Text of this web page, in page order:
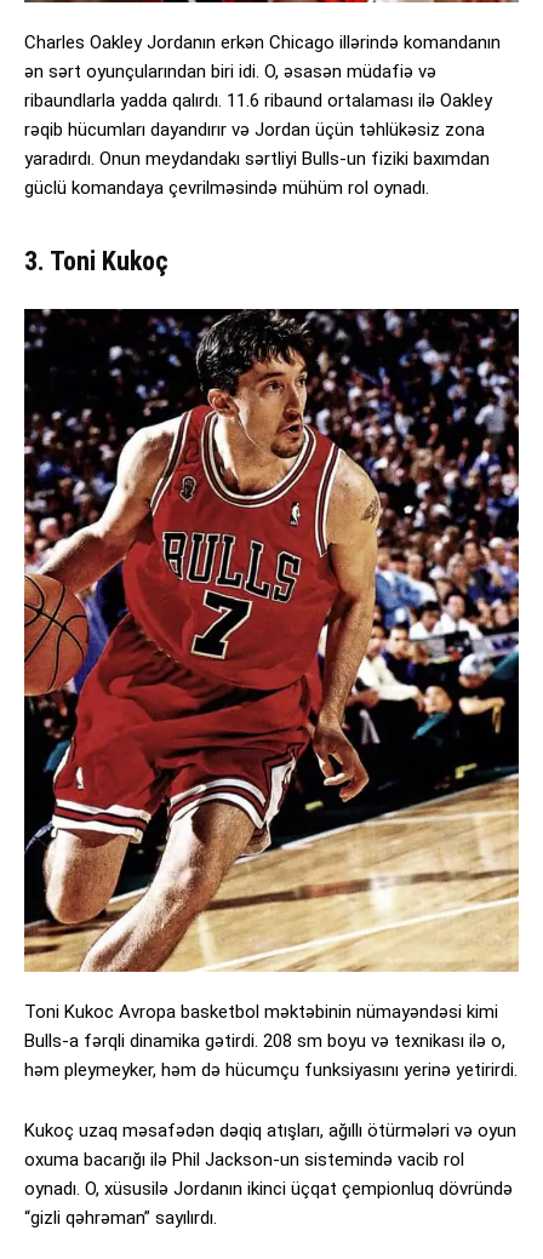
Charles Oakley Jordanın erkən Chicago illərində komandanın
ən sərt oyunçularından biri idi. O, əsasən müdafiə və
ribaundlarla yadda qalırdı. 11.6 ribaund ortalaması ilə Oakley
rəqib hücumları dayandırır və Jordan üçün təhlükəsiz zona
yaradırdı. Onun meydandakı sərtliyi Bulls-un fiziki baxımdan
güclü komandaya çevrilməsində mühüm rol oynadı.
3. Toni Kukoç
Toni Kukoc Avropa basketbol məktəbinin nümayəndəsi kimi
Bulls-a fərqli dinamika gətirdi. 208 sm boyu və texnikası ilə o,
həm pleymeyker, həm də hücumçu funksiyasını yerinə yetirirdi.
Kukoç uzaq məsafədən dəqiq atışları, ağıllı ötürmələri və oyun
oxuma bacarığı ilə Phil Jackson-un sistemində vacib rol
oynadı. O, xüsusilə Jordanın ikinci üçqat çempionluq dövründə
“gizli qəhrəman” sayılırdı.